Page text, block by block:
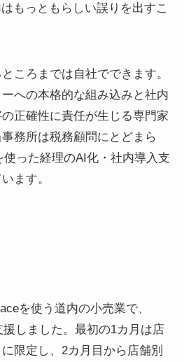
もっともらしい誤りを出すこ
ころまでは自社でできます。
への本格的な組み込みと社内
正確性に責任が生じる専門家
務所は税務顧問にとどまら
った経理のAI化・社内導入支
ます。
を使う道内の小売業で、
しました。最初の1カ月は店
限定し、2カ月目から店舗別